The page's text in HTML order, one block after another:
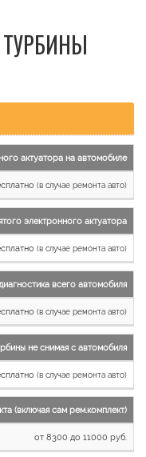
актуатора на автомобиле
(в случае ремонта авто)
электронного актуатора
(в случае ремонта авто)
всего автомобиля
(в случае ремонта авто)
не снимая с автомобиля
(в случае ремонта авто)
(включая сам рем.комплект)
от 8300 до 11000 руб.